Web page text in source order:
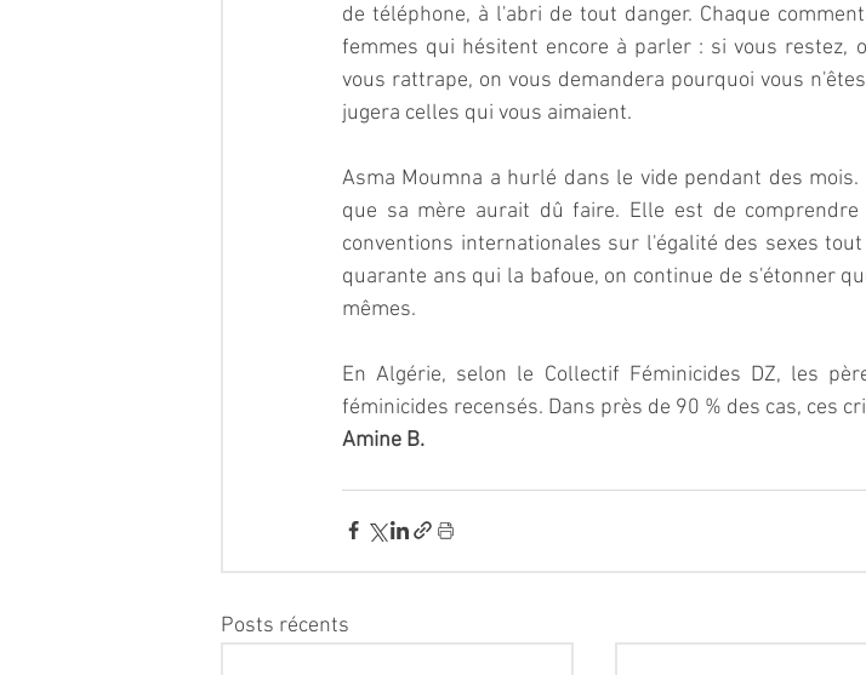
de téléphone, à l'abri de tout danger. Chaque
femmes qui hésitent encore à parler : si vous restez,
vous rattrape, on vous demandera pourquoi vous
jugera celles qui vous aimaient.
Asma Moumna a hurlé dans le vide pendant des
que sa mère aurait dû faire. Elle est de
conventions internationales sur l'égalité des sexes
quarante ans qui la bafoue, on continue de s'étonner
mêmes.
En Algérie, selon le Collectif Féminicides DZ, les
féminicides recensés. Dans près de 90 % des cas, ces
Amine B.
Posts récents